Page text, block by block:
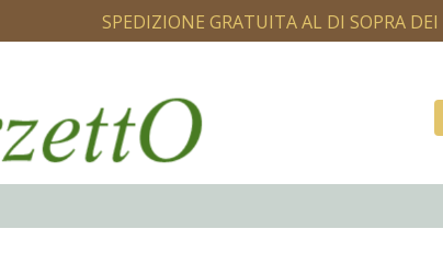
SPEDIZIONE GRATUITA AL DI SOPRA DEI